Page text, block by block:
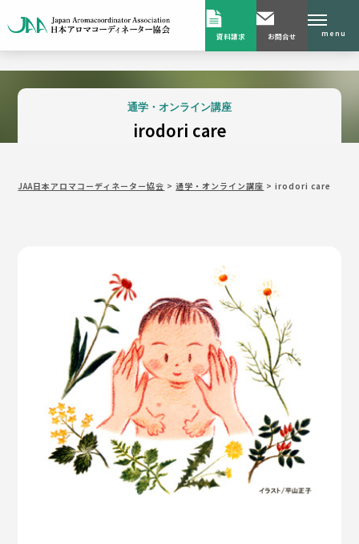
資料請求 お問合せ menu
通学・オンライン講座
irodori care
JAA日本アロマコーディネーター協会 >通学・オンライン講座 >irodori care